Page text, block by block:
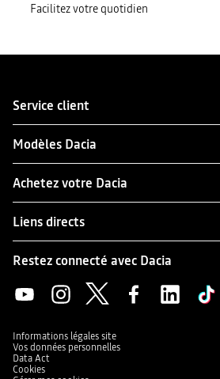
Facilitez votre quotidien
Service client
Modèles Dacia
Achetez votre Dacia
Liens directs
Restez connecté avec Dacia
Informations légales site
Vos données personnelles
Data Act
Cookies